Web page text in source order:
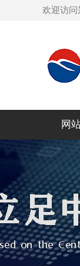
欢迎访问
网